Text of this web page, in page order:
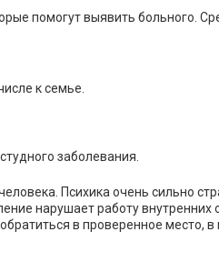
помогут выявить больного.
к семье.
заболевания.
Психика очень сильно
нарушает работу
в проверенное место,